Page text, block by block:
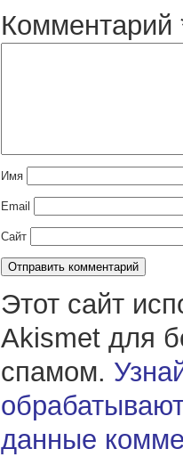
Комментарий
Имя
Email
Сайт
Этот сайт
Akismet для
спамом.
данные